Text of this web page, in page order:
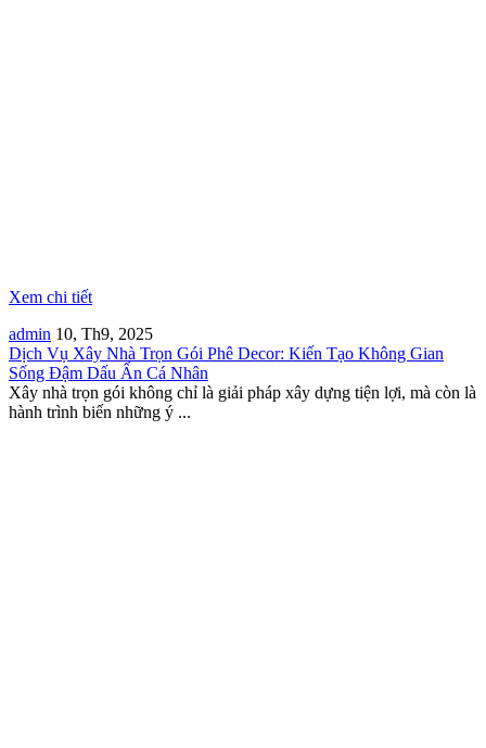
Xem chi tiết
admin 10, Th9, 2025
Dịch Vụ Xây Nhà Trọn Gói Phê Decor: Kiến Tạo Không Gian
Sống Đậm Dấu Ấn Cá Nhân
Xây nhà trọn gói không chỉ là giải pháp xây dựng tiện lợi, mà còn là
hành trình biến những ý ...